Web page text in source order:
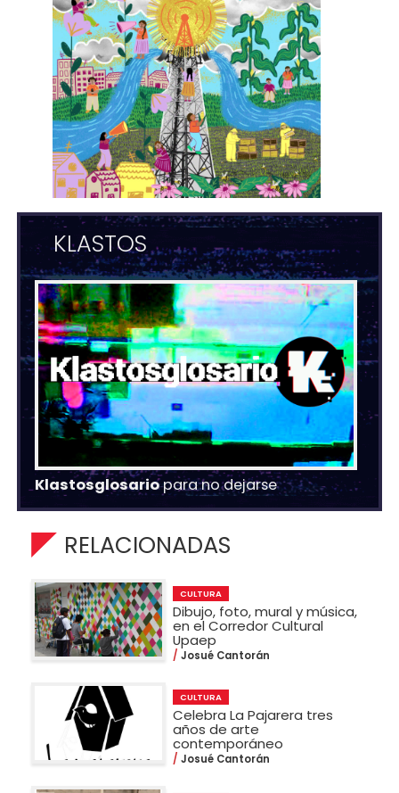
KLASTOS
Klastosglosariopara no dejarse
RELACIONADAS
CULTURA
Dibujo, foto, mural y música,
en el Corredor Cultural
Upaep
Josué Cantorán
CULTURA
Celebra La Pajarera tres
años de arte
contemporáneo
Josué Cantorán